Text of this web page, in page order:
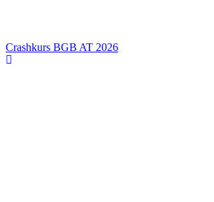
Crashkurs BGB AT 2026